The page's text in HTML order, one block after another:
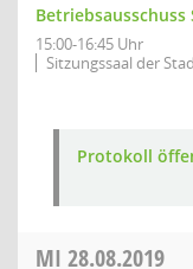
Betriebsausschuss
15:00-16:45 Uhr
Sitzungssaal der
Protokoll
MI 28.08.2019